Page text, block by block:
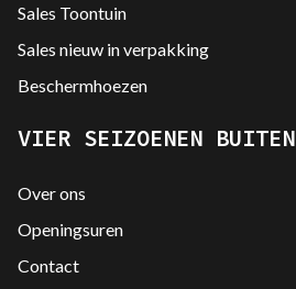
Sales Toontuin
Sales nieuw in verpakking
Beschermhoezen
VIER SEIZOENEN BUITEN
Over ons
Openingsuren
Contact